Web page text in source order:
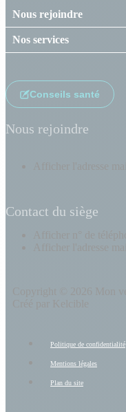
Nous rejoindre
Nos services
Conseils santé
Nous rejoindre
Contact du siège
Afficher l'adresse mail
Politique de confidentialité
Mentions légales
Plan du site